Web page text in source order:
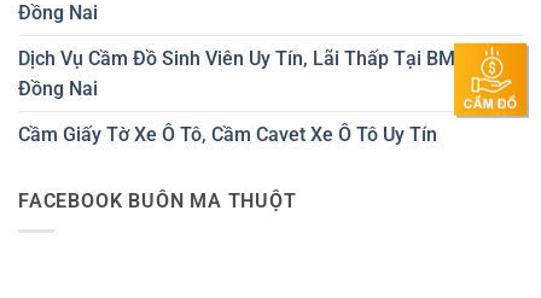
Đồng Nai
Dịch Vụ Cầm Đồ Sinh Viên Uy Tín, Lãi Thấp Tại BMT &
Đồng Nai
Cầm Giấy Tờ Xe Ô Tô, Cầm Cavet Xe Ô Tô Uy Tín
FACEBOOK BUÔN MA THUỘT